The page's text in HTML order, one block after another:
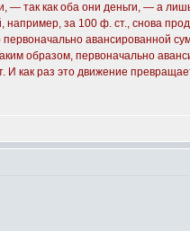
так как оба они деньги, — а
за 100 ф. ст., снова
авансированной
образом, первоначально
И как раз это движение